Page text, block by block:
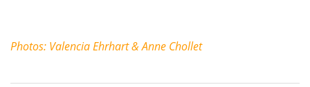
Photos: Valencia Ehrhart & Anne Chollet